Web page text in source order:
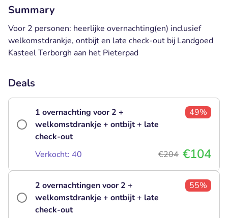
Summary
Voor 2 personen: heerlijke overnachting(en) inclusief
welkomstdrankje, ontbijt en late check-out bij Landgoed
Kasteel Terborgh aan het Pieterpad
Deals
1 overnachting voor 2 +
welkomstdrankje + ontbijt + late
check-out
49%
Verkocht: 40 €204 €104
2 overnachtingen voor 2 +
welkomstdrankje + ontbijt + late
check-out
55%